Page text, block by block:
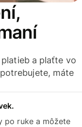
a plaťte vo
máte
po ruke a môžete